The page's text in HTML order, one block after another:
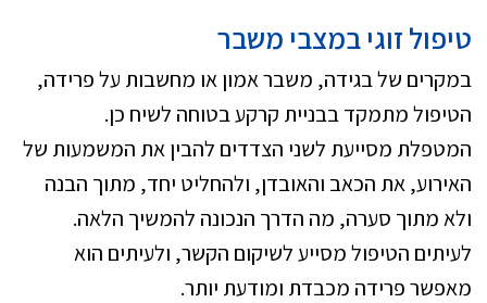
טיפול זוגי במצבי משבר
במקרים של בגידה, משבר אמון או מחשבות על פרידה,
הטיפול מתמקד בבניית קרקע בטוחה לשיח כן.
המטפלת מסייעת לשני הצדדים להבין את המשמעות של
האירוע, את הכאב והאובדן, ולהחליט יחד, מתוך הבנה
ולא מתוך סערה, מה הדרך הנכונה להמשיך הלאה.
לעיתים הטיפול מסייע לשיקום הקשר, ולעיתים הוא
מאפשר פרידה מכבדת ומודעת יותר.